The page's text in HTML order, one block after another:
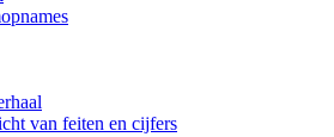
van feiten en cijfers